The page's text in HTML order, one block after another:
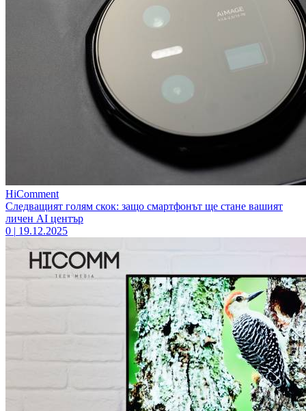
HiComment
Следващият голям скок: защо смартфонът ще стане вашият
личен AI център
0 | 19.12.2025